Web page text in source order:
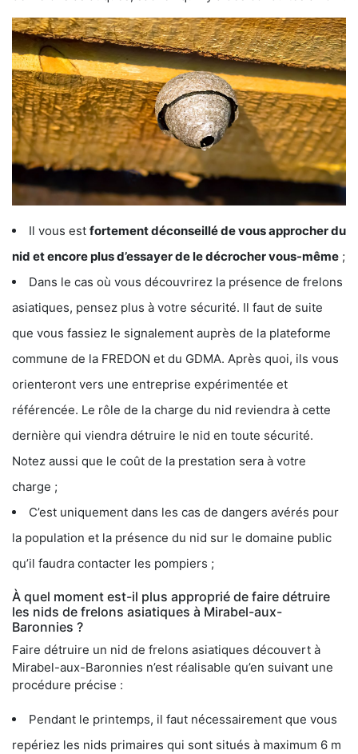
Il vous est fortement déconseillé de vous approcher du
nid et encore plus d’essayer de le décrocher vous-même ;
Dans le cas où vous découvrirez la présence de frelons
asiatiques, pensez plus à votre sécurité. Il faut de suite
que vous fassiez le signalement auprès de la plateforme
commune de la FREDON et du GDMA. Après quoi, ils vous
orienteront vers une entreprise expérimentée et
référencée. Le rôle de la charge du nid reviendra à cette
dernière qui viendra détruire le nid en toute sécurité.
Notez aussi que le coût de la prestation sera à votre
charge ;
C’est uniquement dans les cas de dangers avérés pour
la population et la présence du nid sur le domaine public
qu’il faudra contacter les pompiers ;
À quel moment est-il plus approprié de faire détruire
les nids de frelons asiatiques à Mirabel-aux-
Baronnies ?
Faire détruire un nid de frelons asiatiques découvert à
Mirabel-aux-Baronnies n’est réalisable qu’en suivant une
procédure précise :
Pendant le printemps, il faut nécessairement que vous
repériez les nids primaires qui sont situés à maximum 6 m